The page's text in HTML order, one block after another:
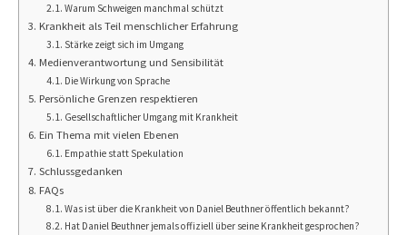
Warum Schweigen manchmal schützt
Krankheit als Teil menschlicher Erfahrung
Stärke zeigt sich im Umgang
Medienverantwortung und Sensibilität
Die Wirkung von Sprache
Persönliche Grenzen respektieren
Gesellschaftlicher Umgang mit Krankheit
Ein Thema mit vielen Ebenen
Empathie statt Spekulation
Schlussgedanken
FAQs
Was ist über die Krankheit von Daniel Beuthner öffentlich bekannt?
Hat Daniel Beuthner jemals offiziell über seine Krankheit gesprochen?